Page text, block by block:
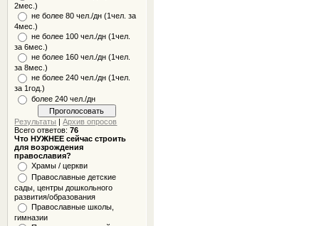
2мес.)
не более 80 чел./дн (1чел. за
4мес.)
не более 100 чел./дн (1чел.
за 6мес.)
не более 160 чел./дн (1чел.
за 8мес.)
не более 240 чел./дн (1чел.
за 1год.)
более 240 чел./дн
Результаты |Архив опросов
Всего ответов:76
Что НУЖНЕЕ сейчас строить
для возрождения
православия?
Храмы / церкви
Православные детские
сады, центры дошкольного
развития/образования
Православные школы,
гимназии